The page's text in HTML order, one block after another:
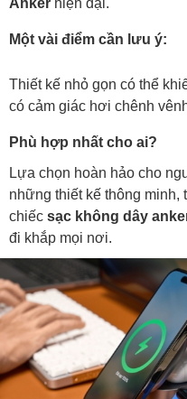
Anker hiện đại.
Một vài điểm cần lưu ý:
Thiết kế nhỏ gọn có thể
có cảm giác hơi chênh
Phù hợp nhất cho ai?
Lựa chọn hoàn hảo cho
những thiết kế thông
chiếc sạc không dây
đi khắp mọi nơi.